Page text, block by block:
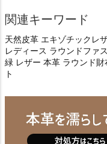
関連キーワード
天然皮革 エキゾチックレ
レディース ラウンドファ
緑 レザー 本革 ラウンド
ト